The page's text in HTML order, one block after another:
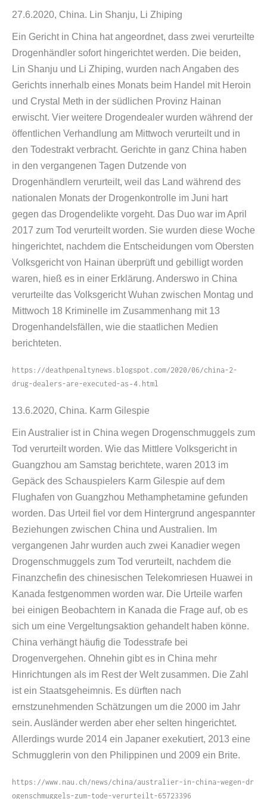
27.6.2020, China. Lin Shanju, Li Zhiping
Ein Gericht in China hat angeordnet, dass zwei verurteilte
Drogenhändler sofort hingerichtet werden. Die beiden,
Lin Shanju und Li Zhiping, wurden nach Angaben des
Gerichts innerhalb eines Monats beim Handel mit Heroin
und Crystal Meth in der südlichen Provinz Hainan
erwischt. Vier weitere Drogendealer wurden während der
öffentlichen Verhandlung am Mittwoch verurteilt und in
den Todestrakt verbracht. Gerichte in ganz China haben
in den vergangenen Tagen Dutzende von
Drogenhändlern verurteilt, weil das Land während des
nationalen Monats der Drogenkontrolle im Juni hart
gegen das Drogendelikte vorgeht. Das Duo war im April
2017 zum Tod verurteilt worden. Sie wurden diese Woche
hingerichtet, nachdem die Entscheidungen vom Obersten
Volksgericht von Hainan überprüft und gebilligt worden
waren, hieß es in einer Erklärung. Anderswo in China
verurteilte das Volksgericht Wuhan zwischen Montag und
Mittwoch 18 Kriminelle im Zusammenhang mit 13
Drogenhandelsfällen, wie die staatlichen Medien
berichteten.
https://deathpenaltynews.blogspot.com/2020/06/china-2-
drug-dealers-are-executed-as‑4.html
13.6.2020, China. Karm Gilespie
Ein Australier ist in China wegen Drogenschmuggels zum
Tod verurteilt worden. Wie das Mittlere Volksgericht in
Guangzhou am Samstag berichtete, waren 2013 im
Gepäck des Schauspielers Karm Gilespie auf dem
Flughafen von Guangzhou Methamphetamine gefunden
worden. Das Urteil fiel vor dem Hintergrund angespannter
Beziehungen zwischen China und Australien. Im
vergangenen Jahr wurden auch zwei Kanadier wegen
Drogenschmuggels zum Tod verurteilt, nachdem die
Finanzchefin des chinesischen Telekomriesen Huawei in
Kanada festgenommen worden war. Die Urteile warfen
bei einigen Beobachtern in Kanada die Frage auf, ob es
sich um eine Vergeltungsaktion gehandelt haben könne.
China verhängt häufig die Todesstrafe bei
Drogenvergehen. Ohnehin gibt es in China mehr
Hinrichtungen als im Rest der Welt zusammen. Die Zahl
ist ein Staatsgeheimnis. Es dürften nach
ernstzunehmenden Schätzungen um die 2000 im Jahr
sein. Ausländer werden aber eher selten hingerichtet.
Allerdings wurde 2014 ein Japaner exekutiert, 2013 eine
Schmugglerin von den Philippinen und 2009 ein Brite.
https://​www​.nau​.ch/​n​e​w​s​/​c​h​i​n​a​/​a​u​s​t​r​a​l​i​e​r​-​i​n​-​c​h​i​n​a​-​w​e​g​e​n​-​d​r​
o​g​e​n​s​c​h​m​u​g​g​e​l​s​-​z​u​m​-​t​o​d​e​-​v​e​r​u​r​t​e​i​l​t​-​6​5​7​2​3​396